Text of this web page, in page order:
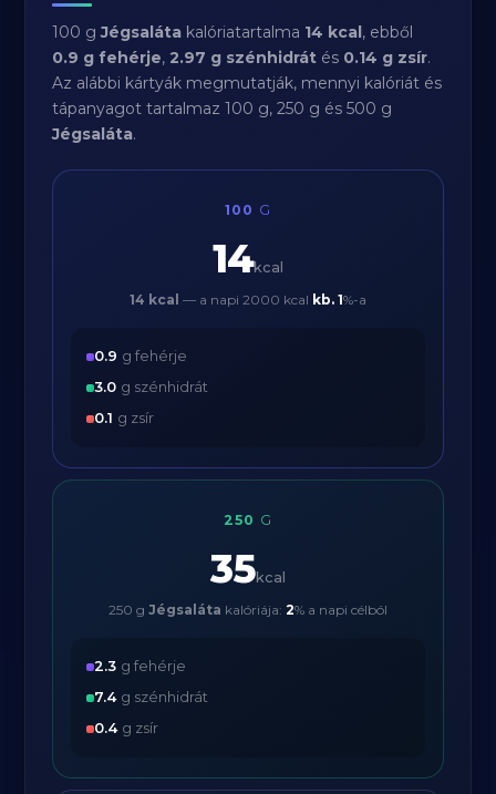
100 gJégsaláta kalóriatartalma 14 kcal, ebből
0.9 g fehérje,2.97 g szénhidrát és 0.14 g zsír.
Az alábbi kártyák megmutatják, mennyi kalóriát és
tápanyagot tartalmaz 100 g, 250 g és 500 g
Jégsaláta.
100 G
14kcal
14 kcal — a napi 2000 kcal kb. 1%-a
0.9 g fehérje
3.0 g szénhidrát
0.1 g zsír
250 G
35kcal
250 g Jégsaláta kalóriája: 2% a napi célból
2.3 g fehérje
7.4 g szénhidrát
0.4 g zsír